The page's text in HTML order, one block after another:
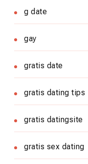
g date
gay
gratis date
gratis dating tips
gratis datingsite
gratis sex dating